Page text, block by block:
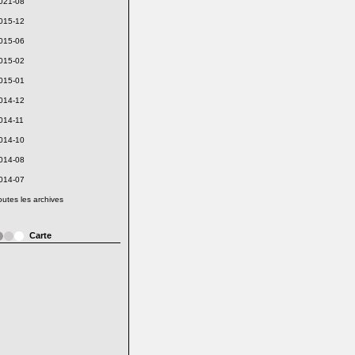
12
06
02
01
12
11
10
08
07
les archives
Carte